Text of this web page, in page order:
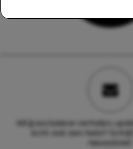
Wil jij exclusieve verhalen,
echt wat aan hebt?
nieuwsbrief.